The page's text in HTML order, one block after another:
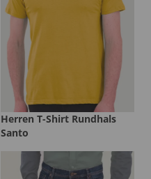
Herren T-Shirt Rundhals
Santo